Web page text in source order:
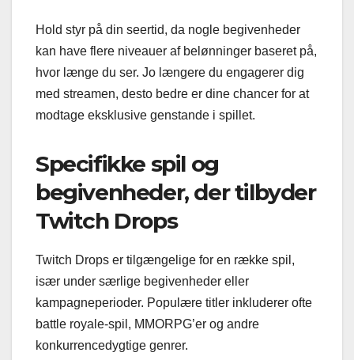
Hold styr på din seertid, da nogle begivenheder
kan have flere niveauer af belønninger baseret på,
hvor længe du ser. Jo længere du engagerer dig
med streamen, desto bedre er dine chancer for at
modtage eksklusive genstande i spillet.
Specifikke spil og
begivenheder, der tilbyder
Twitch Drops
Twitch Drops er tilgængelige for en række spil,
især under særlige begivenheder eller
kampagneperioder. Populære titler inkluderer ofte
battle royale-spil, MMORPG’er og andre
konkurrencedygtige genrer.